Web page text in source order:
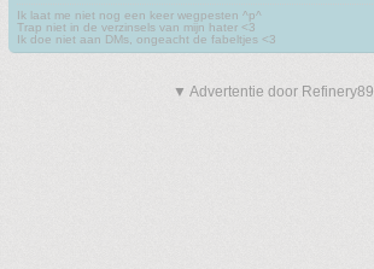
Ik laat me niet nog een keer wegpesten ^p^
Trap niet in de verzinsels van mijn hater <3
Ik doe niet aan DMs, ongeacht de fabeltjes <3
▼ Advertentie door Refinery89